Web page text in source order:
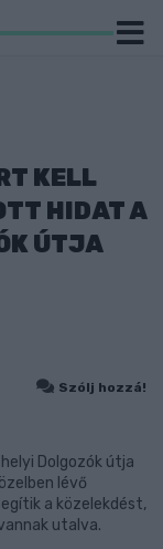
KELL
HIDAT A
ÚTJA
Szólj hozzá!
Dolgozók útja
lévő
a közelekdést,
utalva.